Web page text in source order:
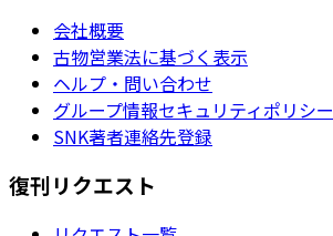
会社概要
古物営業法に基づく表示
ヘルプ・問い合わせ
グループ情報セキュリティポリシー
SNK著者連絡先登録
復刊リクエスト